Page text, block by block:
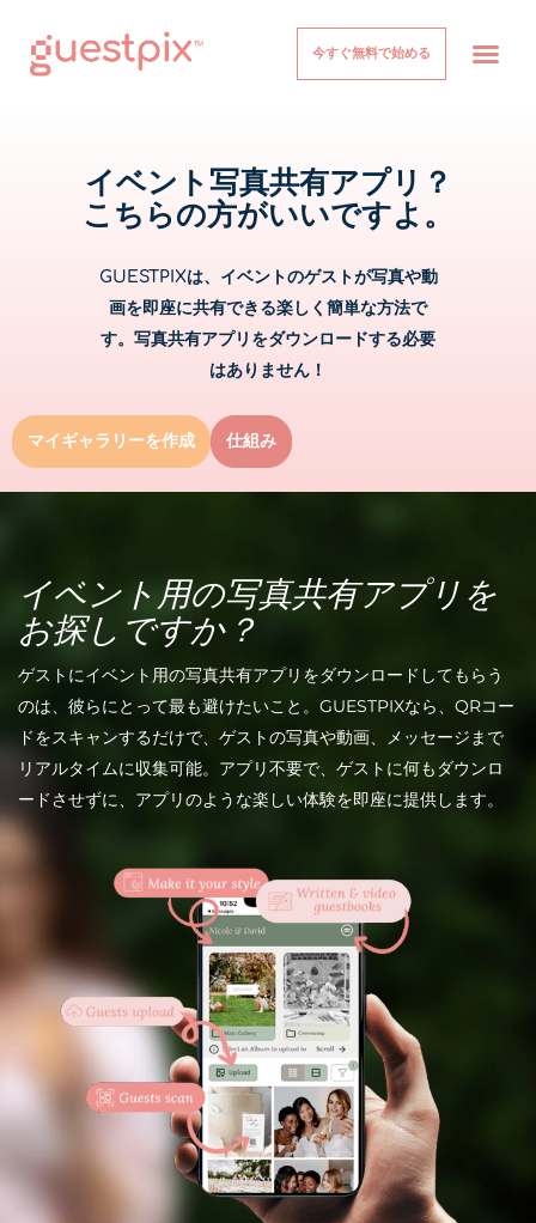
今すぐ無料で始める
イベント写真共有アプリ？
こちらの方がいいですよ。
GUESTPIXは、イベントのゲストが写真や動
画を即座に共有できる楽しく簡単な方法で
す。写真共有アプリをダウンロードする必要
はありません！
マイギャラリーを作成 仕組み
イベント用の写真共有アプリを
お探しですか？
ゲストにイベント用の写真共有アプリをダウンロードしてもらう
のは、彼らにとって最も避けたいこと。GUESTPIXなら、QRコー
ドをスキャンするだけで、ゲストの写真や動画、メッセージまで
リアルタイムに収集可能。 アプリ不要で、 ゲストに何もダウンロ
ードさせずに、アプリのような楽しい体験を即座に提供します。